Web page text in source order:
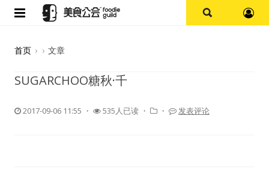
首页 › › 文章
SUGARCHOO糖秋·千
2017-09-06 11:55 ・ 535人已读 ・ ・ 发表评论